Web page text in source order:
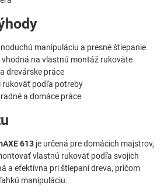
manipuláciu a presné štiepanie
vhodná na vlastnú montáž rukoväte
drevárske práce
podľa potreby
a domáce práce
613 je určená pre domácich majstrov,
vlastnú rukoväť podľa svojich
a efektívna pri štiepaní dreva, pričom
manipuláciu.